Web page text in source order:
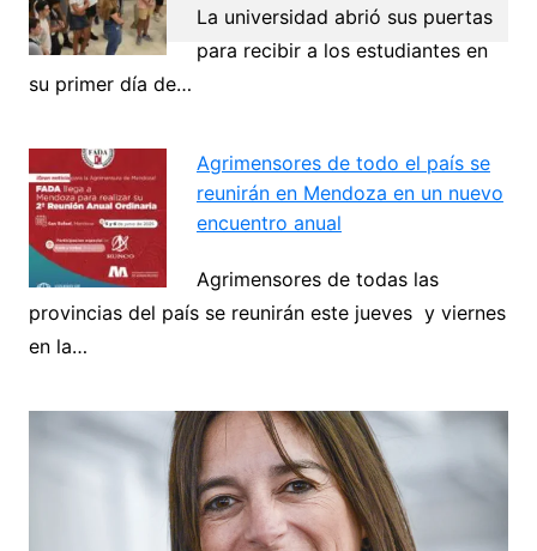
La universidad abrió sus puertas
para recibir a los estudiantes en
su primer día de…
Agrimensores de todo el país se
reunirán en Mendoza en un nuevo
encuentro anual
Agrimensores de todas las
provincias del país se reunirán este jueves y viernes
en la…
Navegación
de
entradas
Next